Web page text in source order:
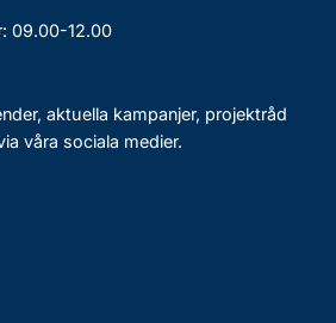
09.00-12.00
aktuella kampanjer, projektråd
våra sociala medier.